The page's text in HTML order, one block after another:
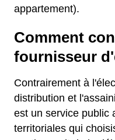
appartement).
Comment
fournisseur
Contrairement à
distribution et
est un service public
territoriales qui